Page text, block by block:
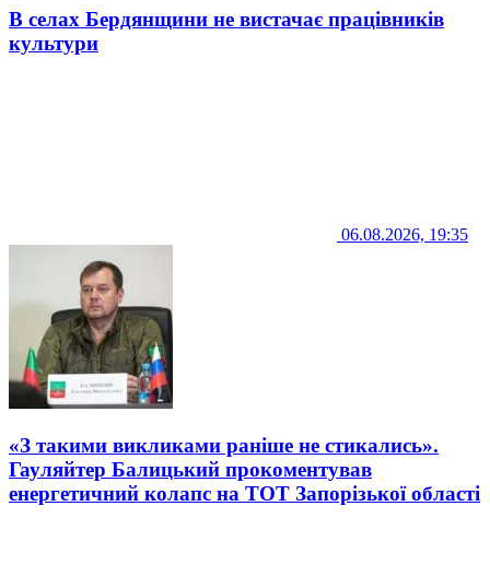
В селах Бердянщини не вистачає працівників
культури
06.08.2026, 19:35
«З такими викликами раніше не стикались».
Гауляйтер Балицький прокоментував
енергетичний колапс на ТОТ Запорізької області